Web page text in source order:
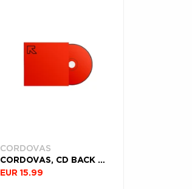
CORDOVAS
CORDOVAS, CD BACK TO LIFE
EUR 15.99